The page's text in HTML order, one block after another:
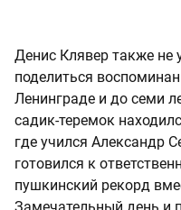
Денис Клявер также не
поделиться
Ленинграде и до семи
садик-теремок
где учился Александр
готовился к
пушкинский рекорд